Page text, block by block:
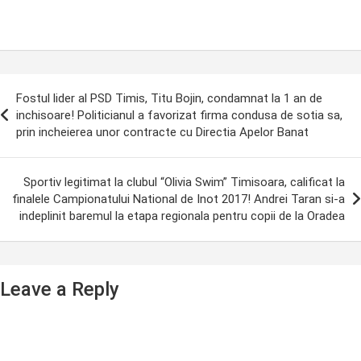
Fostul lider al PSD Timis, Titu Bojin, condamnat la 1 an de
inchisoare! Politicianul a favorizat firma condusa de sotia sa,
prin incheierea unor contracte cu Directia Apelor Banat
Sportiv legitimat la clubul “Olivia Swim” Timisoara, calificat la
finalele Campionatului National de Inot 2017! Andrei Taran si-a
indeplinit baremul la etapa regionala pentru copii de la Oradea
Leave a Reply